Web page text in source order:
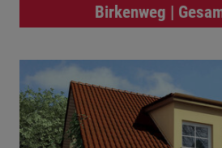
Birkenweg |